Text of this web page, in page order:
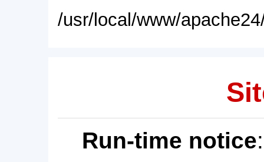
/usr/local/www/
Run-time notice